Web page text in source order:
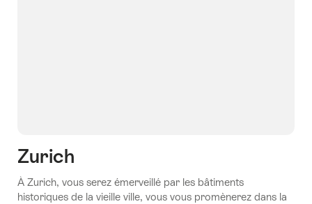
Zurich
À Zurich, vous serez émerveillé par les bâtiments
historiques de la vieille ville, vous vous promènerez dans la